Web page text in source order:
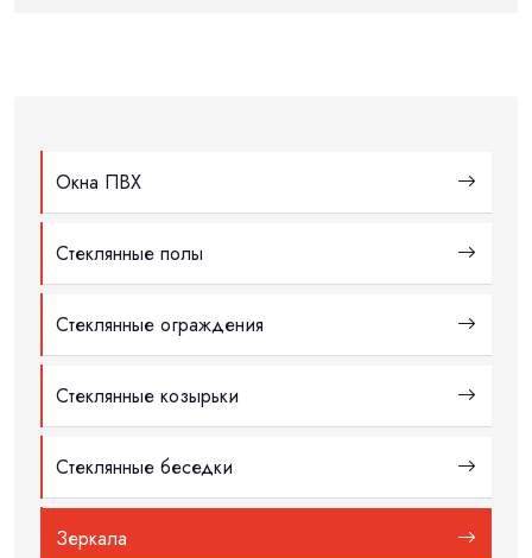
Окна ПВХ
Стеклянные полы
Стеклянные ограждения
Стеклянные козырьки
Стеклянные беседки
Зеркала